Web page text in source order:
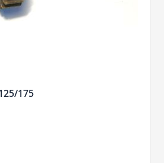
175